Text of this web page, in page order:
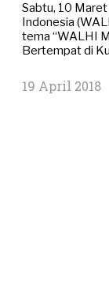
Sabtu, 10
Indonesia
tema “WALHI
Bertempat di
19 April 2018